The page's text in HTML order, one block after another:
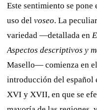
Este sentimiento se
uso del voseo. La
variedad —detallada en
Aspectos descriptivos y
Masello— comienza en
introducción del español
XVI y XVII, en que se